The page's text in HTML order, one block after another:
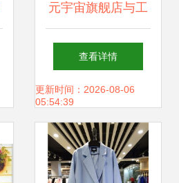
元宇宙旗舰店与工
厂合伙人 服装业如
何向“新”而行，重
塑服装批发新生态
查看详情
更新时间：2026-08-06
05:54:39